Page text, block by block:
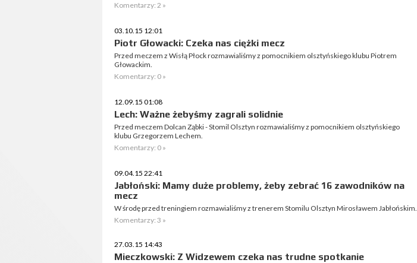
Komentarzy: 2 »
03.10.15 12:01
Piotr Głowacki: Czeka nas ciężki mecz
Przed meczem z Wisłą Płock rozmawialiśmy z pomocnikiem olsztyńskiego klubu Piotrem
Głowackim.
Komentarzy: 0 »
12.09.15 01:08
Lech: Ważne żebyśmy zagrali solidnie
Przed meczem Dolcan Ząbki - Stomil Olsztyn rozmawialiśmy z pomocnikiem olsztyńskiego
klubu Grzegorzem Lechem.
Komentarzy: 0 »
09.04.15 22:41
Jabłoński: Mamy duże problemy, żeby zebrać 16 zawodników na
mecz
W środę przed treningiem rozmawialiśmy z trenerem Stomilu Olsztyn Mirosławem Jabłońskim.
Komentarzy: 3 »
27.03.15 14:43
Mieczkowski: Z Widzewem czeka nas trudne spotkanie